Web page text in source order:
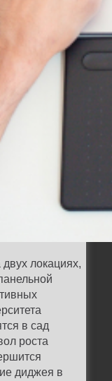
локациях,
в сад
роста
диджея в